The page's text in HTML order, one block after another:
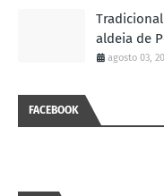
aldeia de
agosto 03,
FACEBOOK